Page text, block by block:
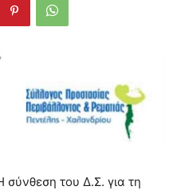
σύνθεση του Δ.Σ. για τη